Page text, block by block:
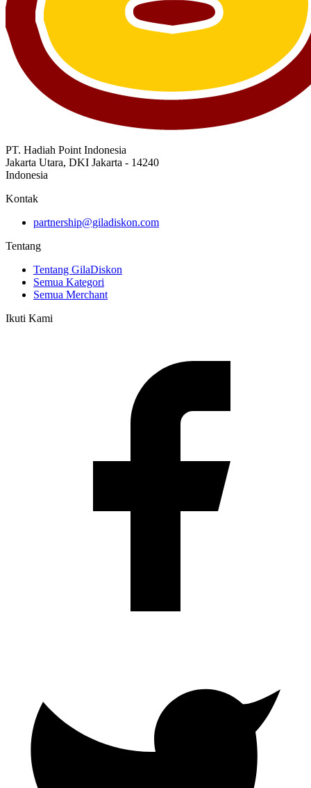
PT. Hadiah Point Indonesia
Jakarta Utara, DKI Jakarta - 14240
Indonesia
Kontak
partnership@giladiskon.com
Tentang
Tentang GilaDiskon
Semua Kategori
Semua Merchant
Ikuti Kami